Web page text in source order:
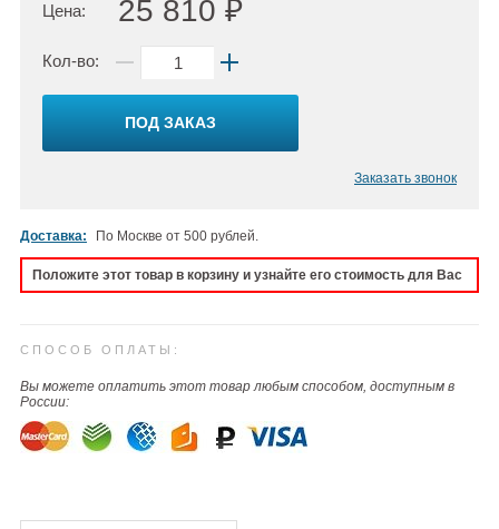
Цена: 25 810 ₽
Кол-во:
ПОД ЗАКАЗ
Заказать звонок
Доставка: По Москве от 500 рублей.
Положите этот товар в корзину и узнайте его стоимость для Вас
СПОСОБ ОПЛАТЫ:
Вы можете оплатить этот товар любым способом, доступным в
России: